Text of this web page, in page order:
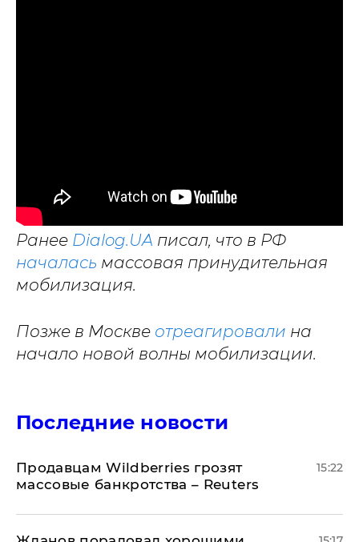
Ранее Dialog.UA писал, что в РФ
началась массовая принудительная
мобилизация.
Позже в Москве отреагировали на
начало новой волны мобилизации.
Последние новости
Продавцам Wildberries грозят
массовые банкротства – Reuters
15:22